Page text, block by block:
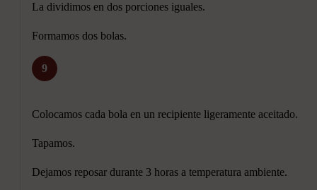
La dividimos en dos porciones iguales.
Formamos dos bolas.
9
Colocamos cada bola en un recipiente ligeramente aceitado.
Tapamos.
Dejamos reposar durante 3 horas a temperatura ambiente.